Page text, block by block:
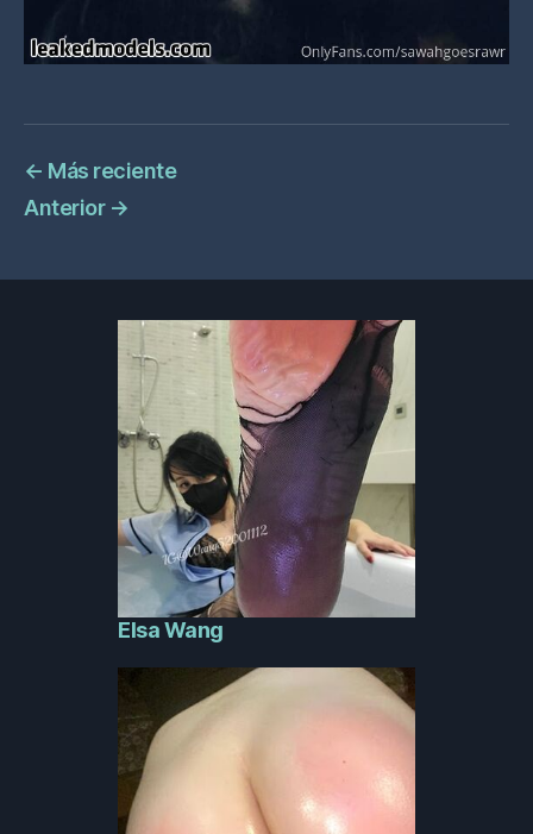
← Más reciente
Anterior →
Elsa Wang